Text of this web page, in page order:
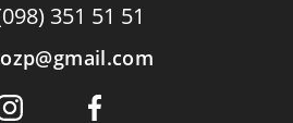
351 51 51